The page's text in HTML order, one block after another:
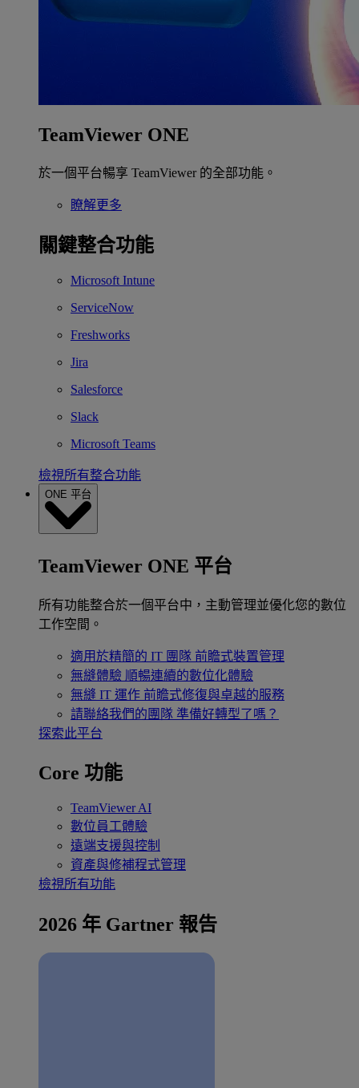
TeamViewer ONE
於一個平台暢享 TeamViewer 的全部功能。
瞭解更多
關鍵整合功能
Microsoft Intune
ServiceNow
Freshworks
Jira
Salesforce
Slack
Microsoft Teams
檢視所有整合功能
ONE 平台
TeamViewer ONE 平台
所有功能整合於一個平台中，主動管理並優化您的數位
工作空間。
適用於精簡的 IT 團隊 前瞻式裝置管理
無縫體驗 順暢連續的數位化體驗
無縫 IT 運作 前瞻式修復與卓越的服務
請聯絡我們的團隊 準備好轉型了嗎？
探索此平台
Core 功能
TeamViewer AI
數位員工體驗
遠端支援與控制
資產與修補程式管理
檢視所有功能
2026 年 Gartner 報告